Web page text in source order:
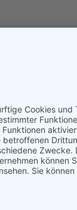
ich mit Eltern
ich, um